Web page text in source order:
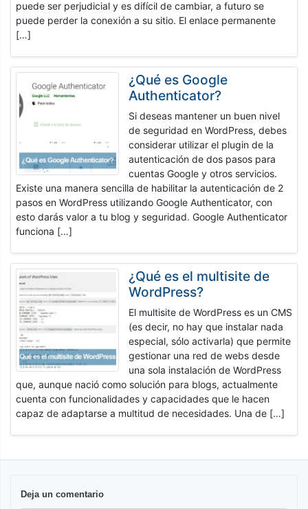
puede ser perjudicial y es difícil de cambiar, a futuro se
puede perder la conexión a su sitio. El enlace permanente
[…]
¿Qué es Google
Authenticator?
Si deseas mantener un buen nivel
de seguridad en WordPress, debes
considerar utilizar el plugin de la
autenticación de dos pasos para
cuentas Google y otros servicios.
Existe una manera sencilla de habilitar la autenticación de 2
pasos en WordPress utilizando Google Authenticator, con
esto darás valor a tu blog y seguridad. Google Authenticator
funciona […]
¿Qué es el multisite de
WordPress?
El multisite de WordPress es un CMS
(es decir, no hay que instalar nada
especial, sólo activarla) que permite
gestionar una red de webs desde
una sola instalación de WordPress
que, aunque nació como solución para blogs, actualmente
cuenta con funcionalidades y capacidades que le hacen
capaz de adaptarse a multitud de necesidades. Una de […]
Deja un comentario